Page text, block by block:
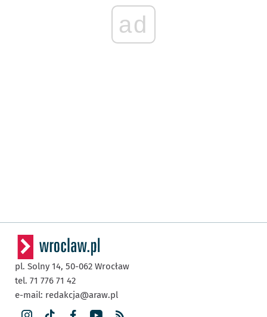
ad
pl. Solny 14, 50-062 Wrocław
tel. 71 776 71 42
e-mail: redakcja@araw.pl